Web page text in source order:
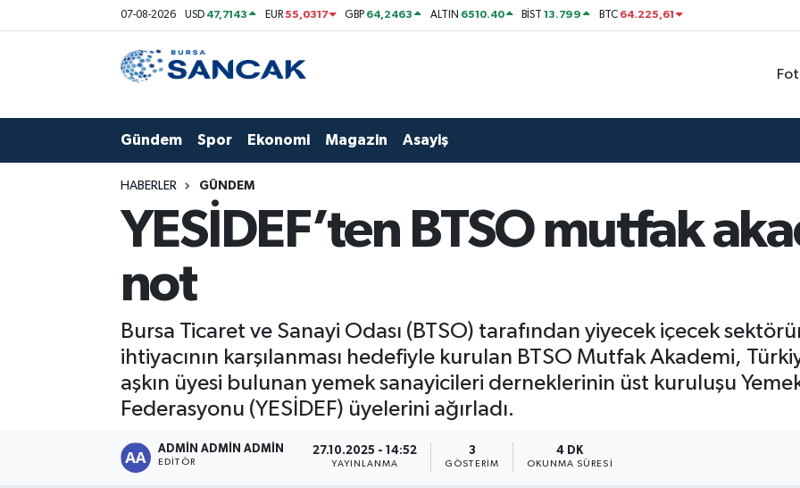
07-08-2026 USD 47,7143 EUR55,0317 GBP 64,2463 ALTIN 6510.40 BİST13.799 BTC 64.225,61
Gündem Spor Ekonomi Magazin Asayiş
HABERLER GÜNDEM
YESİDEF’ten BTSO mutfak
not
Bursa Ticaret ve Sanayi Odası (BTSO) tarafından yiyecek içecek
ihtiyacının karşılanması hedefiyle kurulan BTSO Mutfak Akademi,
aşkın üyesi bulunan yemek sanayicileri derneklerinin üst kuruluşu
Federasyonu (YESİDEF) üyelerini ağırladı.
ADMİN ADMİN ADMİN
EDITÖR
27.10.2025 - 14:52
YAYINLANMA
3
GÖSTERIM
4 DK
OKUNMA SÜRESI
Hava Durumu
Son Dakika Haberleri